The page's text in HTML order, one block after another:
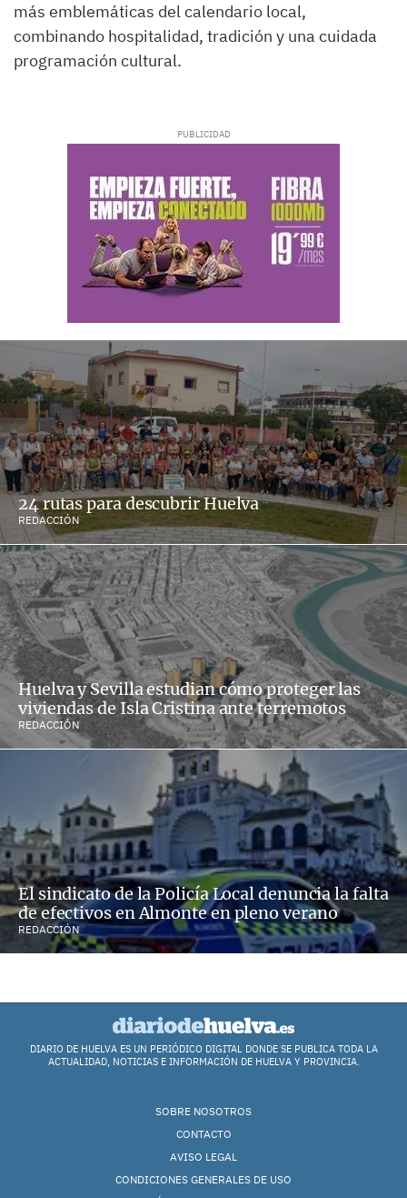
más emblemáticas del calendario local,
combinando hospitalidad, tradición y una cuidada
programación cultural.
24 rutas para descubrir Huelva
REDACCIÓN
Huelva y Sevilla estudian cómo proteger las
viviendas de Isla Cristina ante terremotos
REDACCIÓN
El sindicato de la Policía Local denuncia la falta
de efectivos en Almonte en pleno verano
REDACCIÓN
DIARIO DE HUELVA ES UN PERIÓDICO DIGITAL DONDE SE PUBLICA TODA LA
ACTUALIDAD, NOTICIAS E INFORMACIÓN DE HUELVA Y PROVINCIA.
SOBRE NOSOTROS
CONTACTO
AVISO LEGAL
CONDICIONES GENERALES DE USO